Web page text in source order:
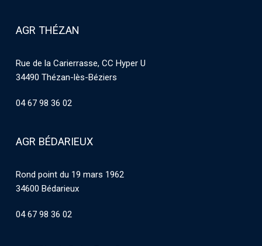
AGR THÉZAN
Rue de la Carierrasse, CC Hyper U
34490 Thézan-lès-Béziers
04 67 98 36 02
AGR BÉDARIEUX
Rond point du 19 mars 1962
34600 Bédarieux
04 67 98 36 02